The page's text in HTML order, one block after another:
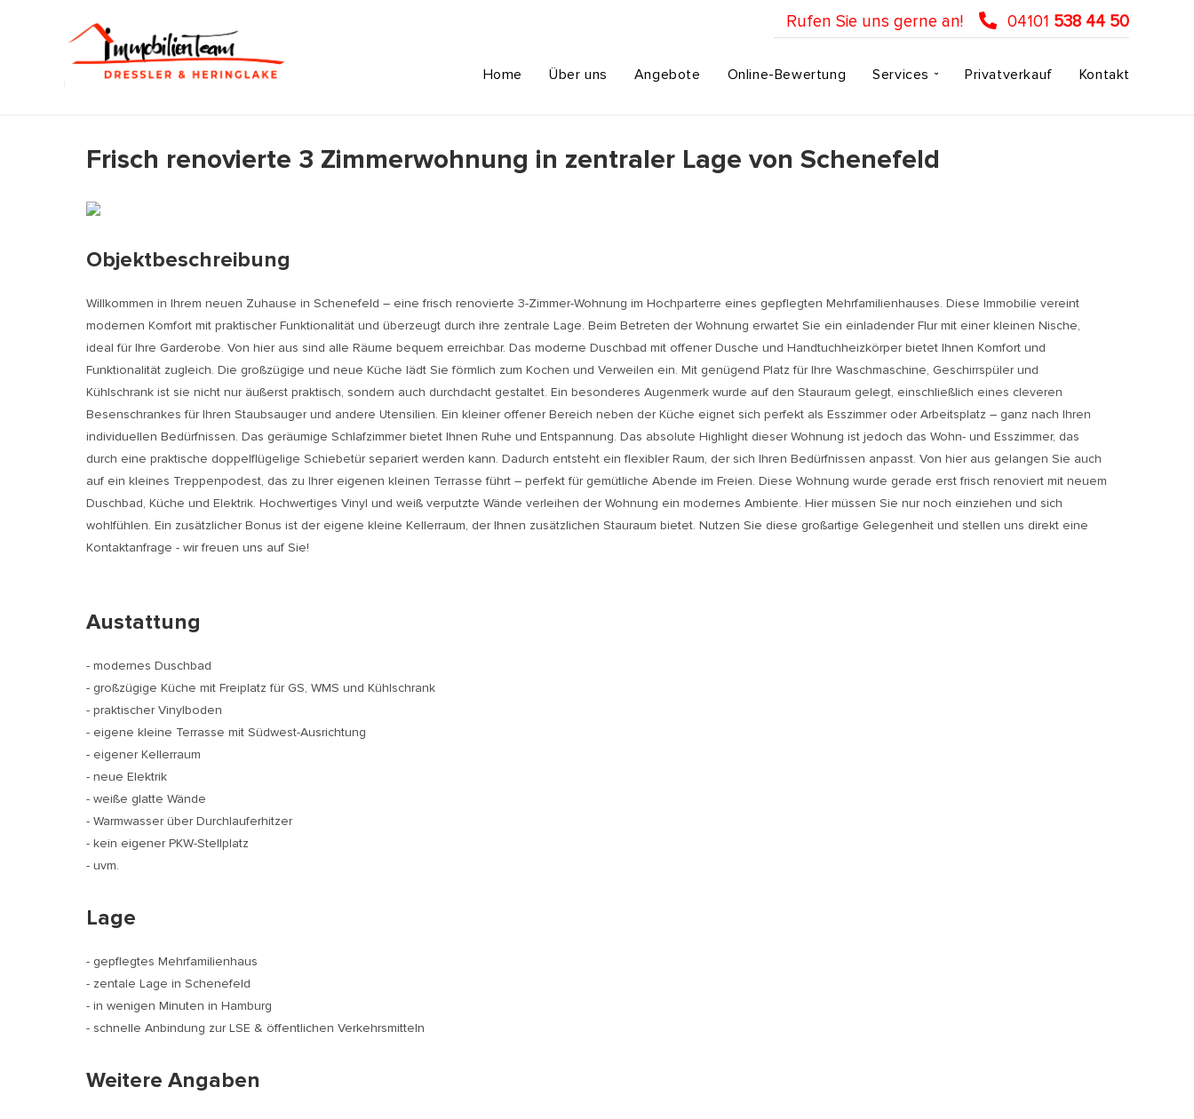
Rufen Sie uns gerne an! 04101 538 44 50
Home Über uns Angebote Online-Bewertung Services Privatverkauf Kontakt
Frisch renovierte 3 Zimmerwohnung in zentraler Lage von Schenefeld
Objektbeschreibung
Willkommen in Ihrem neuen Zuhause in Schenefeld – eine frisch renovierte 3-Zimmer-Wohnung im Hochparterre eines gepflegten Mehrfamilienhauses. Diese Immobilie vereint
modernen Komfort mit praktischer Funktionalität und überzeugt durch ihre zentrale Lage. Beim Betreten der Wohnung erwartet Sie ein einladender Flur mit einer kleinen Nische,
ideal für Ihre Garderobe. Von hier aus sind alle Räume bequem erreichbar. Das moderne Duschbad mit offener Dusche und Handtuchheizkörper bietet Ihnen Komfort und
Funktionalität zugleich. Die großzügige und neue Küche lädt Sie förmlich zum Kochen und Verweilen ein. Mit genügend Platz für Ihre Waschmaschine, Geschirrspüler und
Kühlschrank ist sie nicht nur äußerst praktisch, sondern auch durchdacht gestaltet. Ein besonderes Augenmerk wurde auf den Stauraum gelegt, einschließlich eines cleveren
Besenschrankes für Ihren Staubsauger und andere Utensilien. Ein kleiner offener Bereich neben der Küche eignet sich perfekt als Esszimmer oder Arbeitsplatz – ganz nach Ihren
individuellen Bedürfnissen. Das geräumige Schlafzimmer bietet Ihnen Ruhe und Entspannung. Das absolute Highlight dieser Wohnung ist jedoch das Wohn- und Esszimmer, das
durch eine praktische doppelflügelige Schiebetür separiert werden kann. Dadurch entsteht ein flexibler Raum, der sich Ihren Bedürfnissen anpasst. Von hier aus gelangen Sie auch
auf ein kleines Treppenpodest, das zu Ihrer eigenen kleinen Terrasse führt – perfekt für gemütliche Abende im Freien. Diese Wohnung wurde gerade erst frisch renoviert mit neuem
Duschbad, Küche und Elektrik. Hochwertiges Vinyl und weiß verputzte Wände verleihen der Wohnung ein modernes Ambiente. Hier müssen Sie nur noch einziehen und sich
wohlfühlen. Ein zusätzlicher Bonus ist der eigene kleine Kellerraum, der Ihnen zusätzlichen Stauraum bietet. Nutzen Sie diese großartige Gelegenheit und stellen uns direkt eine
Kontaktanfrage - wir freuen uns auf Sie!
Austattung
- modernes Duschbad
- großzügige Küche mit Freiplatz für GS, WMS und Kühlschrank
- praktischer Vinylboden
- eigene kleine Terrasse mit Südwest-Ausrichtung
- eigener Kellerraum
- neue Elektrik
- weiße glatte Wände
- Warmwasser über Durchlauferhitzer
- kein eigener PKW-Stellplatz
- uvm.
Lage
- gepflegtes Mehrfamilienhaus
- zentale Lage in Schenefeld
- in wenigen Minuten in Hamburg
- schnelle Anbindung zur LSE & öffentlichen Verkehrsmitteln
Weitere Angaben